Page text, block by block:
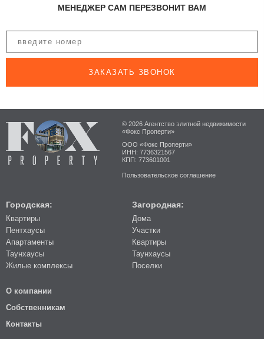
МЕНЕДЖЕР САМ ПЕРЕЗВОНИТ ВАМ
ЗАКАЗАТЬ ЗВОНОК
© 2026 Агентство элитной недвижимости
«Фокс Проперти»
ООО «Фокс Проперти»
ИНН: 7736321567
КПП: 773601001
Пользовательское соглашение
Городская:
Квартиры
Пентхаусы
Апартаменты
Таунхаусы
Жилые комплексы
Загородная:
Дома
Участки
Квартиры
Таунхаусы
Поселки
О компании
Собственникам
Контакты